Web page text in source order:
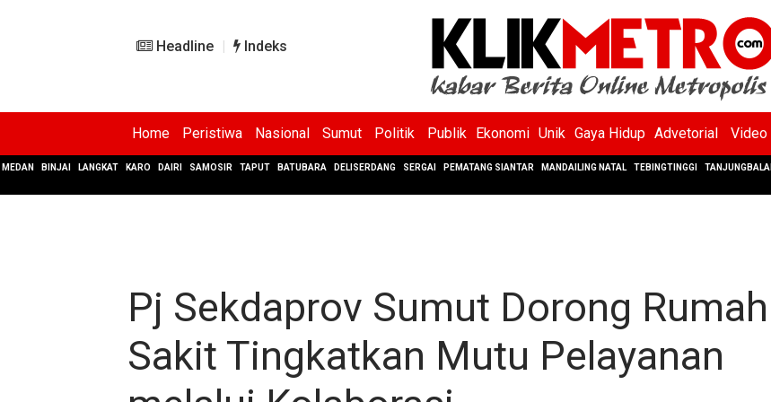
Headline Indeks
Home Peristiwa Nasional Sumut Politik Publik Ekonomi Unik Gaya Hidup Advetorial Video
MEDAN BINJAI LANGKAT KARO DAIRI SAMOSIR TAPUT BATUBARA DELISERDANG SERGAI PEMATANG SIANTAR MANDAILING NATAL TEBINGTINGGI TANJUNGBALAI
Pj Sekdaprov Sumut Dorong Rumah
Sakit Tingkatkan Mutu Pelayanan